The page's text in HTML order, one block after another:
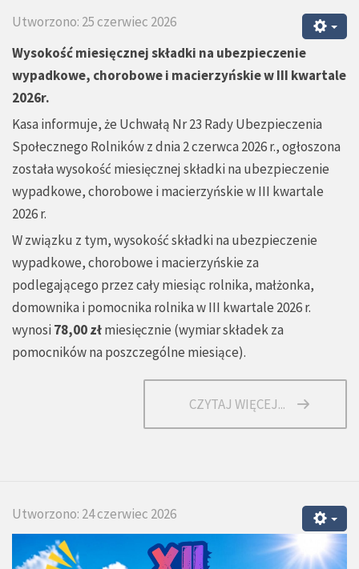
Utworzono: 25 czerwiec 2026
Wysokość miesięcznej składki na ubezpieczenie
wypadkowe, chorobowe i macierzyńskie w III kwartale
2026r.
Kasa informuje, że Uchwałą Nr 23 Rady Ubezpieczenia
Społecznego Rolników z dnia 2 czerwca 2026 r., ogłoszona
została wysokość miesięcznej składki na ubezpieczenie
wypadkowe, chorobowe i macierzyńskie w III kwartale
2026 r.
W związku z tym, wysokość składki na ubezpieczenie
wypadkowe, chorobowe i macierzyńskie za
podlegającego przez cały miesiąc rolnika, małżonka,
domownika i pomocnika rolnika w III kwartale 2026 r.
wynosi 78,00 złmiesięcznie (wymiar składek za
pomocników na poszczególne miesiące).
CZYTAJ WIĘCEJ...
Utworzono: 24 czerwiec 2026